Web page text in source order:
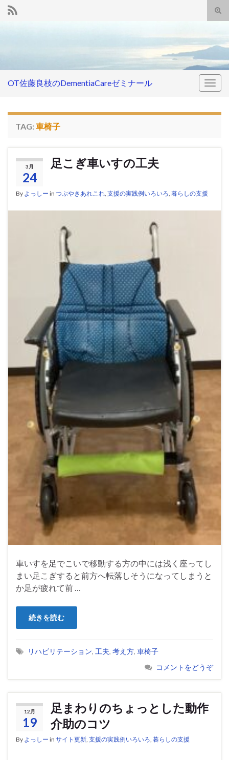
OT佐藤良枝のDementiaCareゼミナール
TAG: 車椅子
3月
24
足こぎ車いすの工夫
By よっしー in つぶやきあれこれ 支援の実践例いろいろ 暮らしの支援
車いすを足でこいで移動する方の中には浅く座ってし
まい足こぎすると前方へ転落しそうになってしまうと
か足が疲れて前 …
続きを読む
リハビリテーション, 工夫, 考え方, 車椅子
コメントをどうぞ
12月
19
足まわりのちょっとした動作
介助のコツ
By よっしー in サイト更新, 支援の実践例いろいろ, 暮らしの支援